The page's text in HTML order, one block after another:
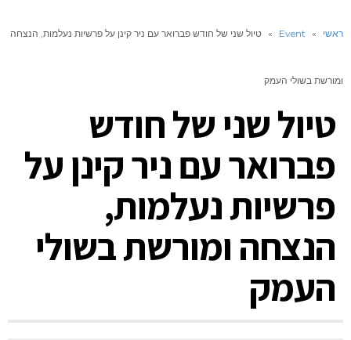
ראשי »
Event
» טיול שני של חודש פברואר עם ניר קינן על פרשיות נעלמות, הנצחה
ומורשת בשולי העמק
טיול שני של חודש
פברואר עם ניר קינן על
פרשיות נעלמות,
הנצחה ומורשת בשולי
העמק